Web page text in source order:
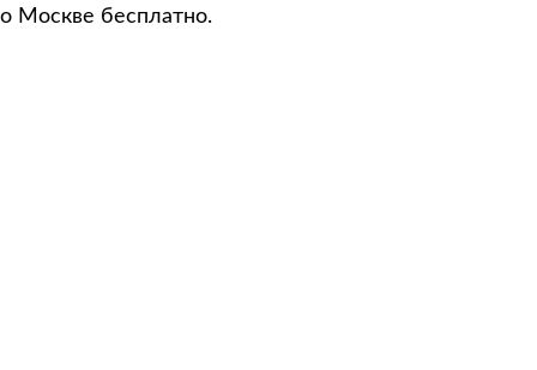
Москве бесплатно.